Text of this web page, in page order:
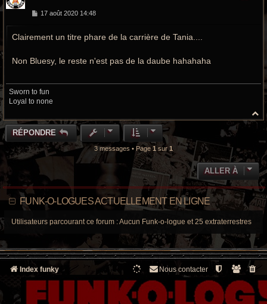
M
s
e
17 août 2020 14:48
Clairement un titre phare de la carrière de Tania....
Non Bluesy, le reste n'est pas de la daube hahahaha
Sworn to fun
Loyal to none
a
u
RÉPONDRE
3 messages • Page 1 sur1
ALLER À
FUNK-O-LOGUES ACTUELLEMENT EN LIGNE
Utilisateurs parcourant ce forum : Aucun Funk-o-logue et 25 extraterrestres
Index funky Nous contacter